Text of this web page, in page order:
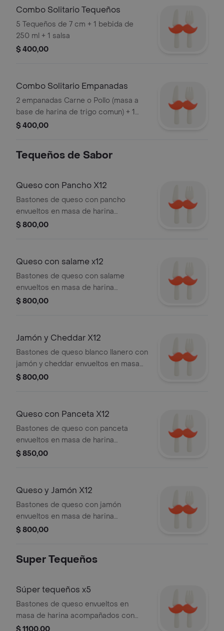
Combo Solitario Tequeños
5 Tequeños de 7 cm + 1 bebida de
250 ml + 1 salsa
$ 400,00
Combo Solitario Empanadas
2 empanadas Carne o Pollo (masa a
base de harina de trigo comun) + 1
bebida de 250 ml + 1 salsa
$ 400,00
Tequeños de Sabor
Queso con Pancho X12
Bastones de queso con pancho
envueltos en masa de harina
acompañados con salsa a elegir, 12
$ 800,00
Queso con salame x12
Bastones de queso con salame
envueltos en masa de harina
acompañados con salsa a elegir, 12
$ 800,00
Jamón y Cheddar X12
Bastones de queso blanco llanero con
jamón y cheddar envueltos en masa
de harina, acompañados de salsa a
$ 800,00
Queso con Panceta X12
Bastones de queso con panceta
envueltos en masa de harina
acompañados con salsa a elegir, 12
$ 850,00
Queso y Jamón X12
Bastones de queso con jamón
envueltos en masa de harina
acompañados con salsa a elegir, 12
$ 800,00
Super Tequeños
Súper tequeños x5
Bastones de queso envueltos en
masa de harina acompañados con
salsa a elegir, 5 pzas.